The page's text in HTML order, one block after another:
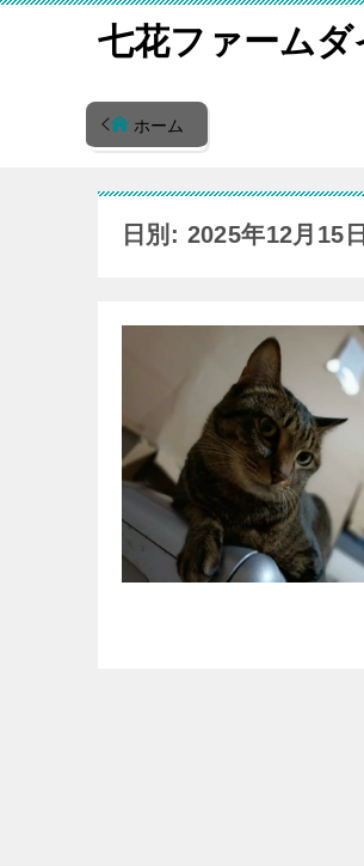
七花ファームダ
ホーム
日別: 2025年12月15日